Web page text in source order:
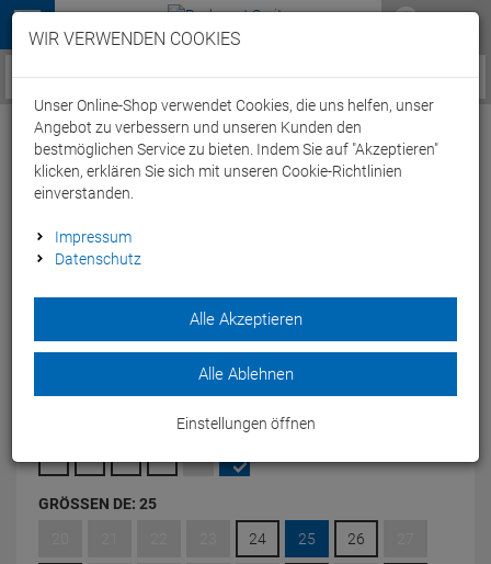
Menü
Service / Hilfe
Beco Surf- und Badeschuhe kids - 25
rot/grün
Der BBeco Surf- und Badeschuhe kids aus Neopren ist ideal
für Wassersport für Kinder.
ROT/GRÜN
GRÖSSEN DE: 25
24 25 26
WIR VERWENDEN COOKIES
Unser Online-Shop verwendet Cookies, die uns helfen, unser
Angebot zu verbessern und unseren Kunden den
bestmöglichen Service zu bieten. Indem Sie auf "Akzeptieren"
klicken, erklären Sie sich mit unseren Cookie-Richtlinien
einverstanden.
Impressum
Datenschutz
Alle Akzeptieren
Alle Ablehnen
Einstellungen öffnen